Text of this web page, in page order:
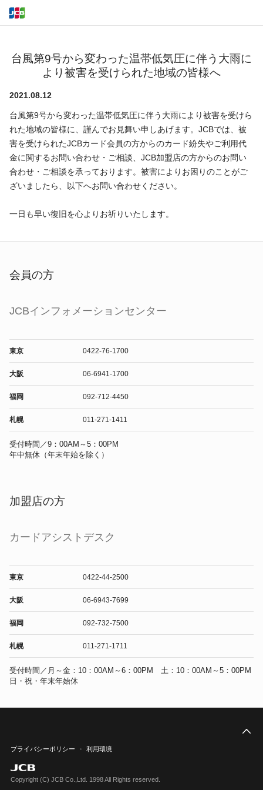
台風第9号から変わった温帯低気圧に伴う大雨に
より被害を受けられた地域の皆様へ
2021.08.12
台風第9号から変わった温帯低気圧に伴う大雨により被害を受けら
れた地域の皆様に、謹んでお見舞い申しあげます。JCBでは、被
害を受けられたJCBカード会員の方からのカード紛失やご利用代
金に関するお問い合わせ・ご相談、JCB加盟店の方からのお問い
合わせ・ご相談を承っております。被害によりお困りのことがご
ざいましたら、以下へお問い合わせください。
一日も早い復旧を心よりお祈りいたします。
会員の方
JCBインフォメーションセンター
東京 0422-76-1700
大阪 06-6941-1700
福岡 092-712-4450
札幌 011-271-1411
受付時間／9：00AM～5：00PM
年中無休（年末年始を除く）
加盟店の方
カードアシストデスク
東京 0422-44-2500
大阪 06-6943-7699
福岡 092-732-7500
札幌 011-271-1711
受付時間／月～金：10：00AM～6：00PM 土：10：00AM～5：00PM
日・祝・年末年始休
プライバシーポリシー 利用環境
Copyright (C) JCB Co.,Ltd. 1998 All Rights reserved.